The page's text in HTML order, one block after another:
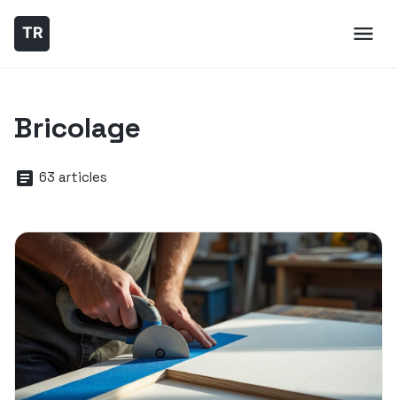
Bricolage
63 articles